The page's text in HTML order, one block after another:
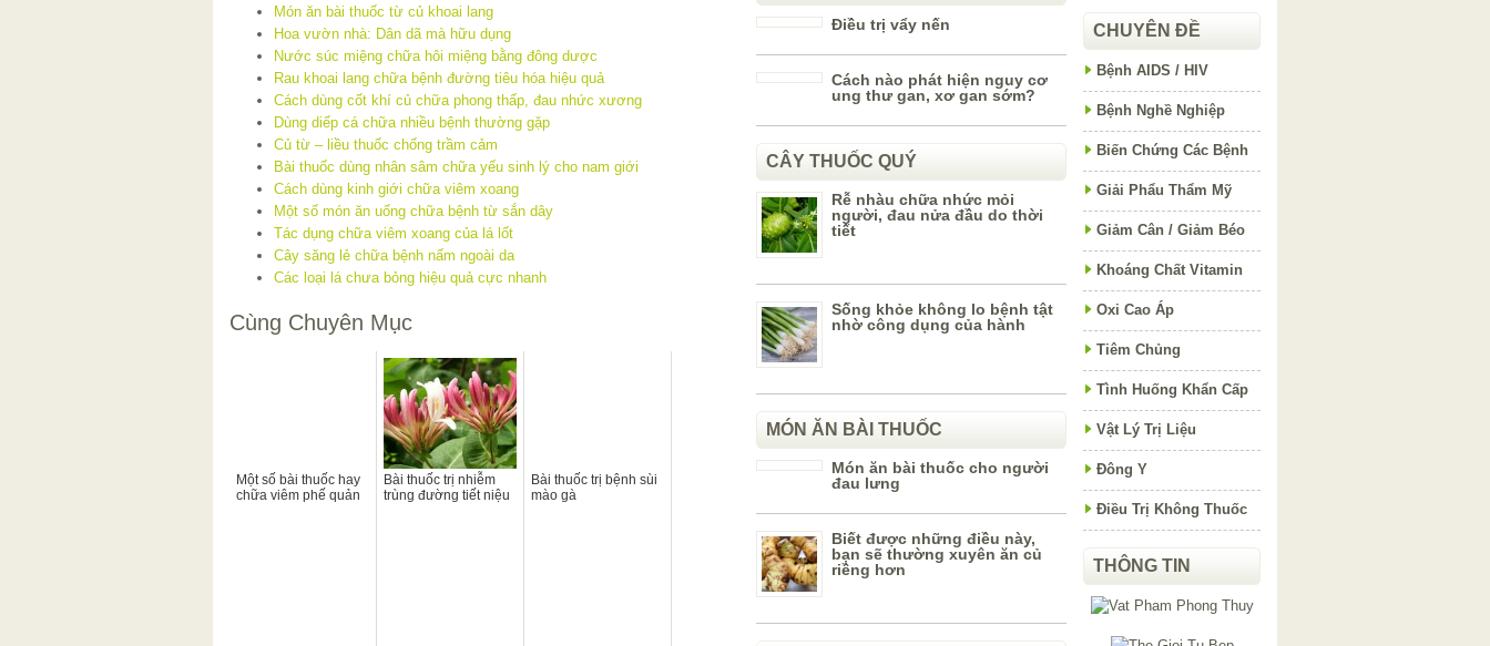
Món ăn bài thuốc từ củ khoai lang
Hoa vườn nhà: Dân dã mà hữu dụng
Nước súc miệng chữa hôi miệng bằng đông dược
Rau khoai lang chữa bệnh đường tiêu hóa hiệu quả
Cách dùng cốt khí củ chữa phong thấp, đau nhức xương
Dùng diếp cá chữa nhiều bệnh thường gặp
Củ từ – liều thuốc chống trầm cảm
Bài thuốc dùng nhân sâm chữa yếu sinh lý cho nam giới
Cách dùng kinh giới chữa viêm xoang
Một số món ăn uống chữa bệnh từ sắn dây
Tác dụng chữa viêm xoang của lá lốt
Cây săng lẻ chữa bệnh nấm ngoài da
Các loại lá chưa bỏng hiệu quả cực nhanh
Cùng Chuyên Mục
Một số bài thuốc hay
chữa viêm phế quản
Bài thuốc trị nhiễm
trùng đường tiết niệu
Bài thuốc trị bệnh sùi
mào gà
Điều trị vẩy nến
Cách nào phát hiện nguy cơ
ung thư gan, xơ gan sớm?
CÂY THUỐC QUÝ
Rễ nhàu chữa nhức mỏi
người, đau nửa đầu do thời
tiết
Sống khỏe không lo bệnh tật
nhờ công dụng của hành
MÓN ĂN BÀI THUỐC
Món ăn bài thuốc cho người
đau lưng
Biết được những điều này,
bạn sẽ thường xuyên ăn củ
riềng hơn
CHUYÊN ĐỀ
Bệnh AIDS / HIV
Bệnh Nghề Nghiệp
Biến Chứng Các Bệnh
Giải Phẩu Thẩm Mỹ
Giảm Cân / Giảm Béo
Khoáng Chất Vitamin
Oxi Cao Áp
Tiêm Chủng
Tình Huống Khẩn Cấp
Vật Lý Trị Liệu
Đông Y
Điều Trị Không Thuốc
THÔNG TIN